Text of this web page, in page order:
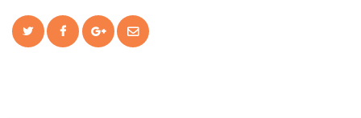
TwitterFacebookGoogle+
E-